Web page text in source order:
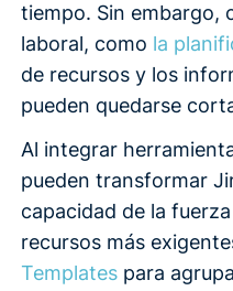
tiempo. Sin embargo,
laboral, como la
de recursos y los
pueden quedarse
Al integrar
pueden transformar
capacidad de la
recursos más
Templates para